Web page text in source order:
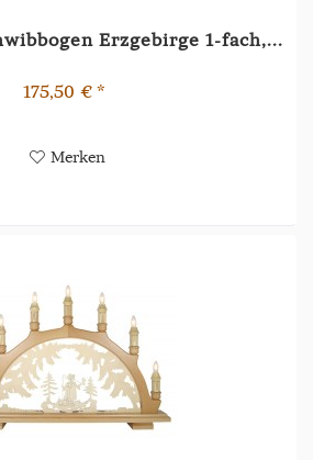
Erzgebirge 1-fach,...
175,50 € *
Merken